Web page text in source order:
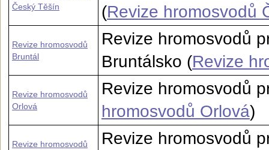
Český Těšín
(Revize hromosvodů
Revize hromosvodů
Bruntál
Revize hromosvodů
Bruntálsko (Revize
Revize hromosvodů
Orlová
Revize hromosvodů
hromosvodů Orlová)
Revize hromosvodů
Revize hromosvodů